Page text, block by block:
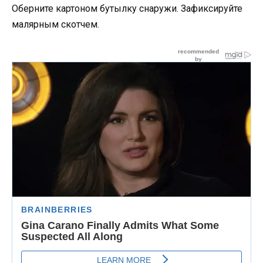
Оберните картоном бутылку снаружи. Зафиксируйте
малярным скотчем.